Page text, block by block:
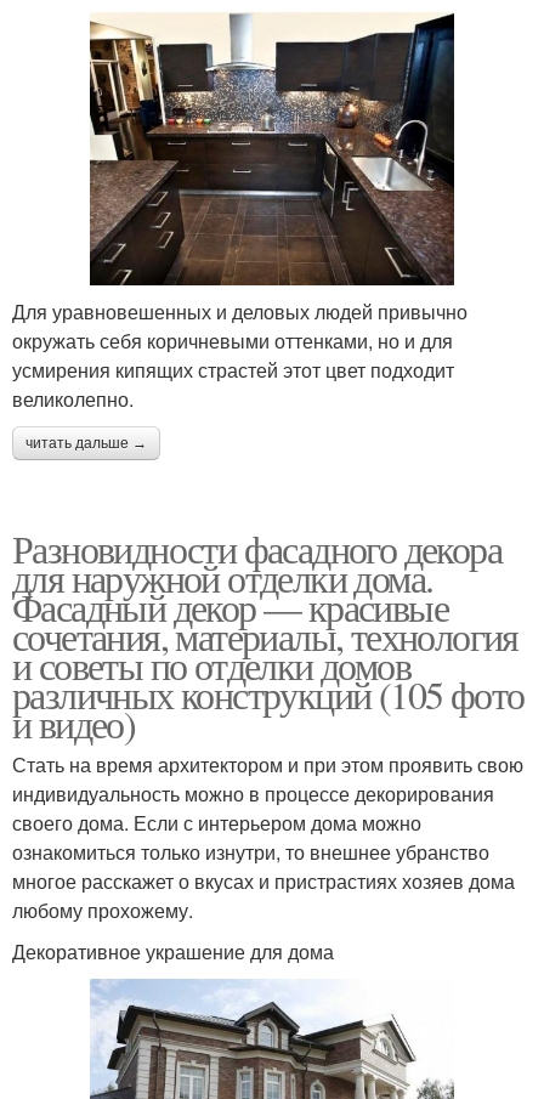
Для уравновешенных и деловых людей привычно
окружать себя коричневыми оттенками, но и для
усмирения кипящих страстей этот цвет подходит
великолепно.
читать дальше →
Разновидности фасадного декора
для наружной отделки дома.
Фасадный декор — красивые
сочетания, материалы, технология
и советы по отделки домов
различных конструкций (105 фото
и видео)
Стать на время архитектором и при этом проявить свою
индивидуальность можно в процессе декорирования
своего дома. Если с интерьером дома можно
ознакомиться только изнутри, то внешнее убранство
многое расскажет о вкусах и пристрастиях хозяев дома
любому прохожему.
Декоративное украшение для дома